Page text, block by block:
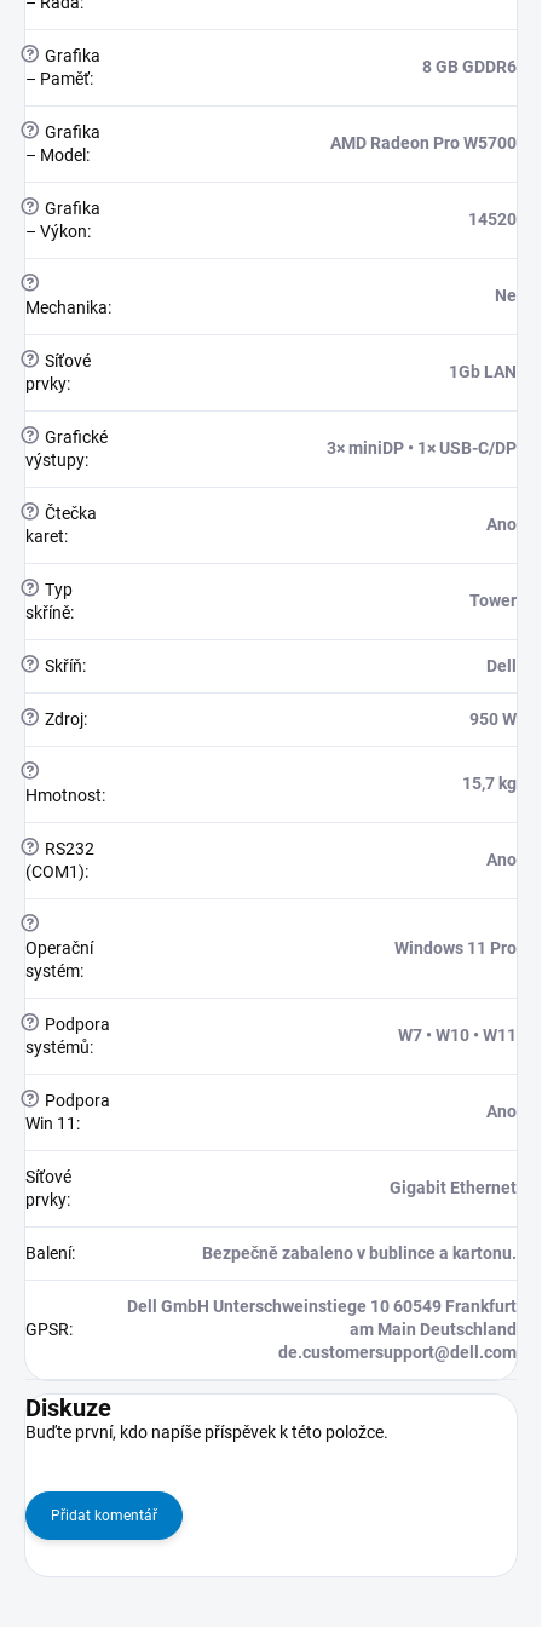
? Grafika
– Paměť:
8 GB GDDR6
? Grafika
– Model :
AMD Radeon Pro W5700
? Grafika
– Výkon:
14520
?
Mechanika:
Ne
? Síťové
prvky:
1Gb LAN
? Grafické
výstupy:
3× miniDP • 1× USB-C/DP
? Čtečka
karet:
Ano
? Typ
skříně:
Tower
? Skříň: Dell
? Zdroj: 950 W
?
Hmotnost:
15,7 kg
?
RS232
(COM1):
Ano
?
Operační
systém:
Windows 11 Pro
?
Podpora
systémů:
W7 • W10 • W11
?
Podpora
Win 11 :
Ano
Síťové
prvky:
Gigabit Ethernet
Balení: Bezpečně zabaleno v bublince a kartonu.
GPSR:
Dell GmbH Unterschweinstiege 10 60549 Frankfurt
am Main Deutschland
de.customersupport@dell.com
Diskuze
Buďte první, kdo napíše příspěvek k této položce.
Přidat komentář